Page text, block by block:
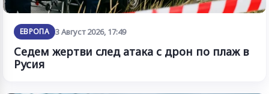
ЕВРОПА 3 Август 2026, 17:49
Седем жертви след атака с дрон по плаж в
Русия